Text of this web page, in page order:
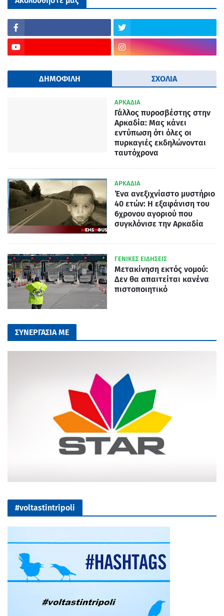
ΔΗΜΟΦΙΛΗ ΣΧΟΛΙΑ
ΑΡΚΑΔΙΑ
Γάλλος πυροσβέστης στην
Αρκαδία: Μας κάνει
εντύπωση ότι όλες οι
πυρκαγιές εκδηλώνονται
ταυτόχρονα
ΑΡΚΑΔΙΑ
Ένα ανεξιχνίαστο μυστήριο
40 ετών: Η εξαφάνιση του
6χρονου αγοριού που
συγκλόνισε την Αρκαδία
ΓΕΝΙΚΕΣ ΕΙΔΗΣΕΙΣ
Μετακίνηση εκτός νομού:
Δεν θα απαιτείται κανένα
πιστοποιητικό
ΣΥΝΕΡΓΑΣΙΑ ΜΕ
#voltastintripoli